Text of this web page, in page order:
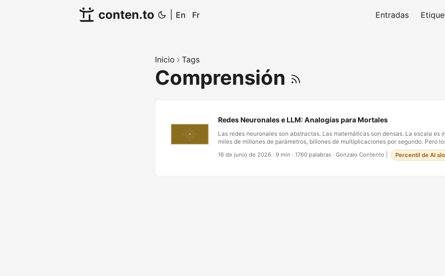
conten.to En Fr Entradas
Inicio Tags
Comprensión
Redes Neuronales e LLM: Analogías para Mortales
Las redes neuronales son abstractas. Las matemáticas son densas. La escala es
miles de millones de parámetros, billones de multiplicaciones por segundo. Pero
son abstractos. Están construidos sobre patrones profundos que aparecen en
orquestas, en conversaciones, en bandadas de pájaros, en bosques, en la forma
16 de junio de 2026 · 9 min · 1760 palabras · Gonzalo Contento Percentil de AI